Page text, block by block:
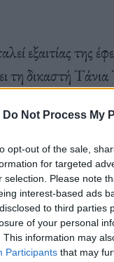
Do Not Process My
opt-out of the sale,
for targeted
selection. Please note
interest-based ads
to third parties
of your personal
This information may
Participants that may
εξαιτίας της
τη δικαστή
να
εκτός κι